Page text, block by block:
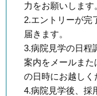
力をお願いします
2.エントリーが完
届きます。
3.病院見学の日程
案内をメールま
の日時にお越しく
4.病院見学後、採